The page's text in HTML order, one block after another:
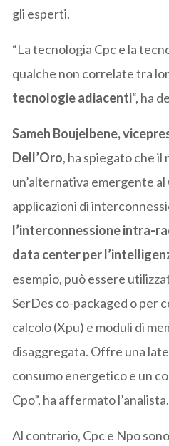
gli esperti.
“La tecnologia Cpc e la
qualche non correlate tra
tecnologie adiacenti“, ha
Sameh Boujelbene,
Dell’Oro, ha spiegato che il
un’alternativa emergente al
applicazioni di
l’interconnessione intra-
data center per
esempio, può essere
SerDes co-packaged o per
calcolo (Xpu) e moduli di
disaggregata. Offre una
consumo energetico e un
Cpo”, ha affermato l’analista.
Al contrario, Cpc e Npo